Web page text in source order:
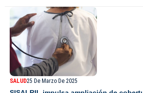
SALUD25 De Marzo De 2025